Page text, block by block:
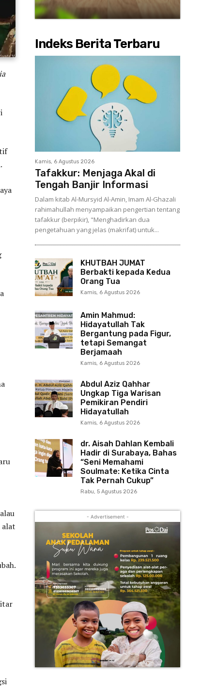
alat
Indeks Berita Terbaru
Kamis, 6 Agustus 2026
Tafakkur: Menjaga Akal di
Tengah Banjir Informasi
Dalam kitab Al-Mursyid Al-Amin, Imam Al-Ghazali
rahimahullah menyampaikan pengertian tentang
tafakkur (berpikir), "Menghadirkan dua
pengetahuan yang jelas (makrifat) untuk...
KHUTBAH JUMAT
Berbakti kepada Kedua
Orang Tua
Kamis, 6 Agustus 2026
Amin Mahmud:
Hidayatullah Tak
Bergantung pada Figur,
tetapi Semangat
Berjamaah
Kamis, 6 Agustus 2026
Abdul Aziz Qahhar
Ungkap Tiga Warisan
Pemikiran Pendiri
Hidayatullah
Kamis, 6 Agustus 2026
dr. Aisah Dahlan Kembali
Hadir di Surabaya, Bahas
“Seni Memahami
Soulmate: Ketika Cinta
Tak Pernah Cukup”
Rabu, 5 Agustus 2026
- Advertisement -